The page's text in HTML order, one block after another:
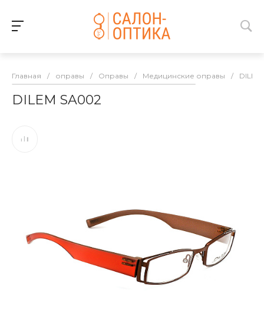
Главная / оправы / Оправы / Медицинские оправы / DILEM
DILEM SA002